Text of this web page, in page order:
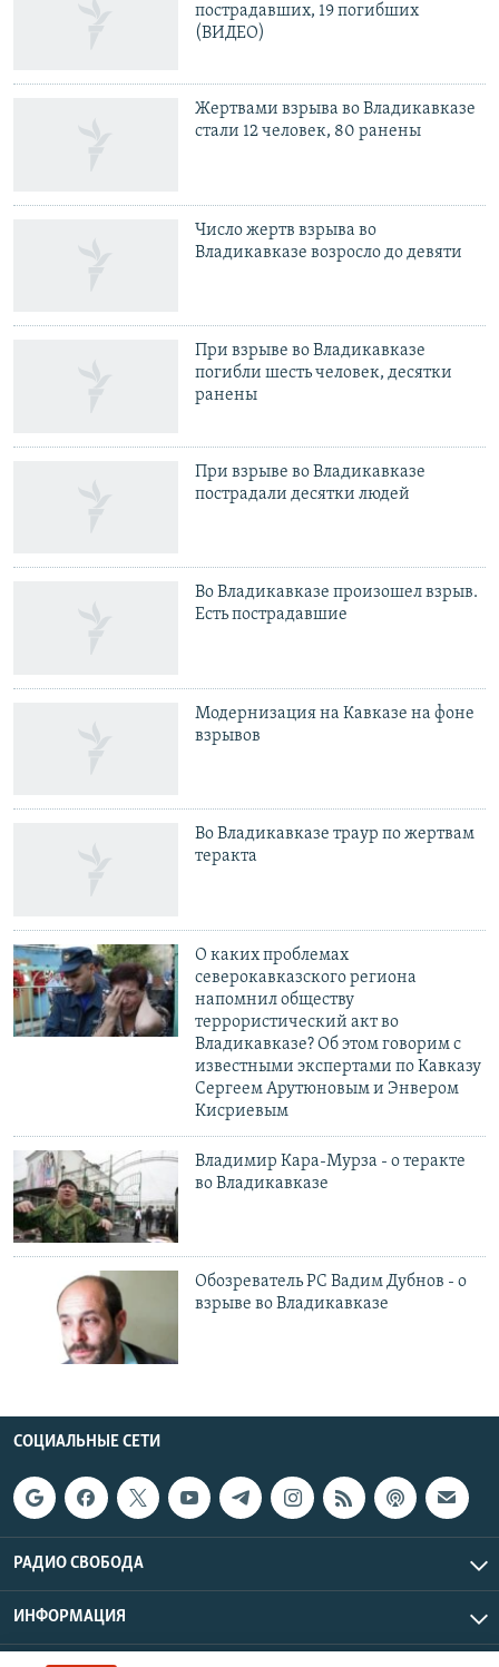
пострадавших, 19 погибших
(ВИДЕО)
Жертвами взрыва во Владикавказе
стали 12 человек, 80 ранены
Число жертв взрыва во
Владикавказе возросло до девяти
При взрыве во Владикавказе
погибли шесть человек, десятки
ранены
При взрыве во Владикавказе
пострадали десятки людей
Во Владикавказе произошел взрыв.
Есть пострадавшие
Модернизация на Кавказе на фоне
взрывов
Во Владикавказе траур по жертвам
теракта
О каких проблемах
северокавказского региона
напомнил обществу
террористический акт во
Владикавказе? Об этом говорим с
известными экспертами по Кавказу
Сергеем Арутюновым и Энвером
Кисриевым
Владимир Кара-Мурза - о теракте
во Владикавказе
Обозреватель РС Вадим Дубнов - о
взрыве во Владикавказе
СОЦИАЛЬНЫЕ СЕТИ
РАДИО СВОБОДА
ИНФОРМАЦИЯ